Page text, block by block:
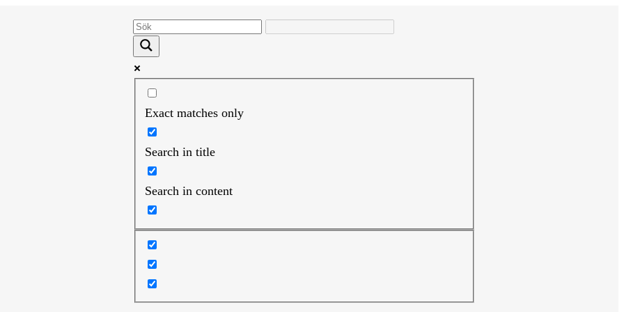
Exact matches only
Search in title
Search in content